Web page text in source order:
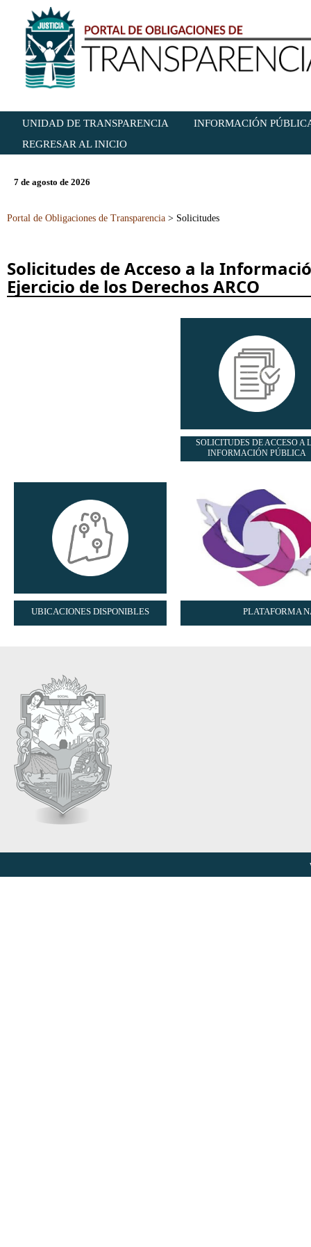
UNIDAD DE TRANSPARENCIA
INFORMACIÓN
REGRESAR AL INICIO
7 de agosto de 2026
Portal de Obligaciones de Transparencia > Solicitudes
Solicitudes de Acceso a la
Ejercicio de los Derechos ARCO
SOLICITUDES DE ACCESO A
INFORMACIÓN PÚBLICA
UBICACIONES DISPONIBLES PLATAFORMA